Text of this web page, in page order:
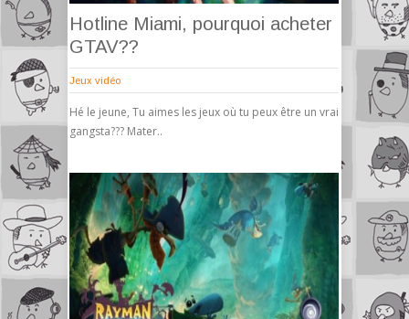
Hotline Miami, pourquoi acheter
GTAV??
Jeux vidéo
Hé le jeune, Tu aimes les jeux où tu peux être un vrai
gangsta??? Mater..